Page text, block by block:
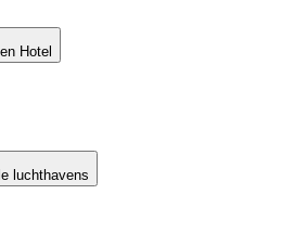
Hotel
luchthavens